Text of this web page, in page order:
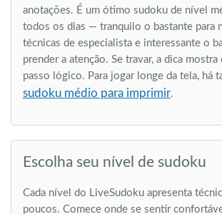
anotações. É um ótimo sudoku de nível
todos os dias — tranquilo o bastante para
técnicas de especialista e interessante o
prender a atenção. Se travar, a dica
passo lógico. Para jogar longe da tela, há
sudoku médio para imprimir.
Escolha seu nível de sudoku
Cada nível do LiveSudoku apresenta
poucos. Comece onde se sentir